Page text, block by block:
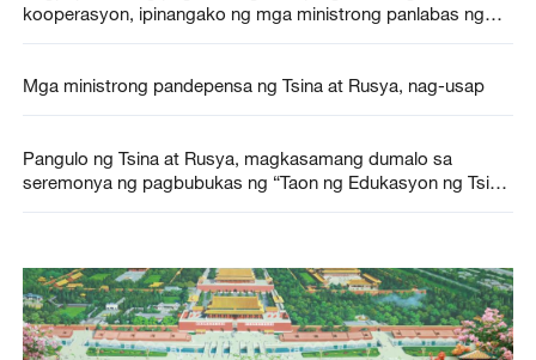
kooperasyon, ipinangako ng mga ministrong panlabas ng
Mga ministrong pandepensa ng Tsina at Rusya, nag-usap
Pangulo ng Tsina at Rusya, magkasamang dumalo sa
seremonya ng pagbubukas ng “Taon ng Edukasyon ng Tsina